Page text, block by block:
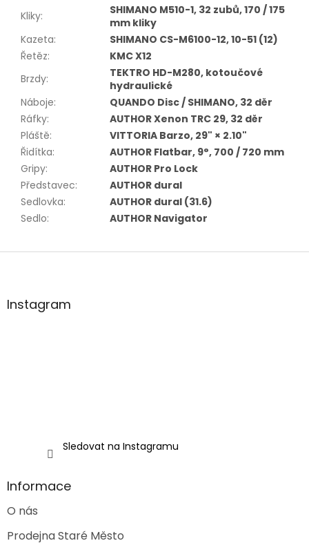
Kliky:
SHIMANO M510-1, 32 zubů, 170 / 175
mm kliky
Kazeta:
SHIMANO CS-M6100-12, 10-51 (12)
Řetěz:
KMC X12
Brzdy:
TEKTRO HD-M280, kotoučové
hydraulické
Náboje:
QUANDO Disc / SHIMANO, 32 děr
Ráfky:
AUTHOR Xenon TRC 29, 32 děr
Pláště:
VITTORIA Barzo, 29" × 2.10"
Řidítka:
AUTHOR Flatbar, 9°, 700 / 720 mm
Gripy:
AUTHOR Pro Lock
Představec:
AUTHOR dural
Sedlovka:
AUTHOR dural (31.6)
Sedlo: AUTHOR Navigator
Z
aInstagram
Sledovat na Instagramu
Informace
O nás
Prodejna Staré Město